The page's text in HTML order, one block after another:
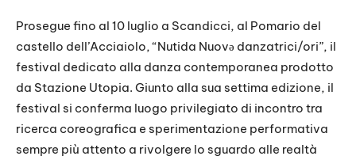
EMBED
Prosegue fino al 10 luglio a Scandicci, al Pomario del
castello dell’Acciaiolo, “Nutida Nuovə danzatrici/ori”, il
festival dedicato alla danza contemporanea prodotto
da Stazione Utopia. Giunto alla sua settima edizione, il
festival si conferma luogo privilegiato di incontro tra
ricerca coreografica e sperimentazione performativa
sempre più attento a rivolgere lo sguardo alle realtà